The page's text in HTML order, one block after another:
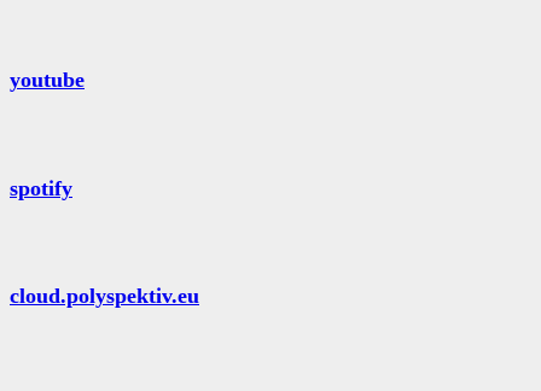
youtube
spotify
cloud.polyspektiv.eu